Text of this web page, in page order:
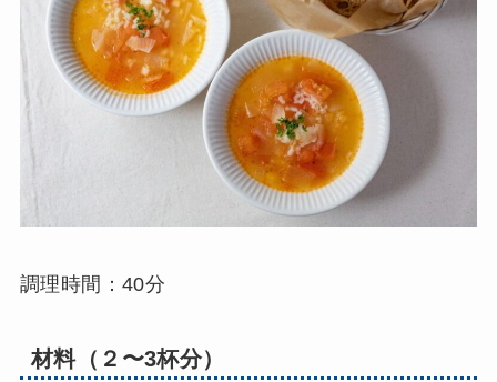
調理時間：40分
材料（２〜3杯分）